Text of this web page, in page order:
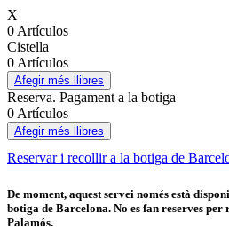
X
0 Artículos
Cistella
0 Artículos
Afegir més llibres
Reserva. Pagament a la botiga
0 Artículos
Afegir més llibres
Reservar i recollir a la botiga de
De moment, aquest servei només està
botiga de Barcelona. No es fan reserves
Palamós.